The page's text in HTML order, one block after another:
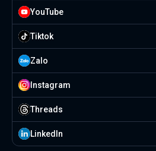
YouTube
Tiktok
Zalo
Instagram
Threads
Linkedln